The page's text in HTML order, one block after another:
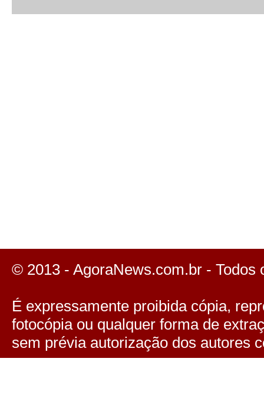
© 2013 - AgoraNews.com.br - Todos
É expressamente proibida cópia,
fotocópia ou qualquer forma de
sem prévia autorização dos autores